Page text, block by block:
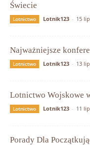
Świecie
Lotnictwo Lotnik123 - 15
Najważniejsze
Lotnictwo Lotnik123 - 13
Lotnictwo Wojskowe
Lotnictwo Lotnik123 - 11
Porady Dla